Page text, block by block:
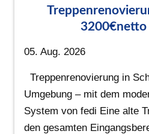
3200€netto
05. Aug. 2026
Treppenrenovierung in
Umgebung – mit dem
System von fedi Eine alte
den gesamten